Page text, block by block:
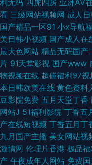
利无码 四虎四房 亚洲AV
看 三级网站视频网 成人
国产精品一区91 小x导航
美日韩小视频 国产成人在
最大色网站 精品无码国产
片 91天堂影视 国产www
物视频在线 超碰福利97视
本日韩欧美在线 黄色资料
豆影院免费 五月天堂丁香
网站J 51福利影院 丁香五
产在线短视频 丁香五月丁
九月国产主播 美女网站视
激情网 伦理片香港 极品
产 午夜成年人网站 免费